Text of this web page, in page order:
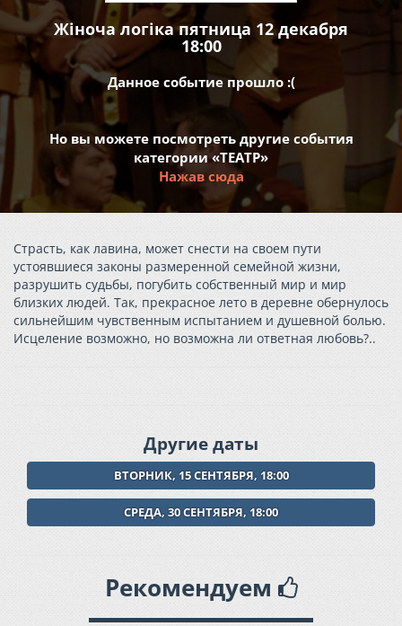
Жіноча логіка пятница 12 декабря
18:00
Данное событие прошло :(
Но вы можете посмотреть другие события
категории «ТЕАТР»
Нажав сюда
Страсть, как лавина, может снести на своем пути
устоявшиеся законы размеренной семейной жизни,
разрушить судьбы, погубить собственный мир и мир
близких людей. Так, прекрасное лето в деревне обернулось
сильнейшим чувственным испытанием и душевной болью.
Исцеление возможно, но возможна ли ответная любовь?..
Другие даты
ВТОРНИК, 15 СЕНТЯБРЯ, 18:00
СРЕДА, 30 СЕНТЯБРЯ, 18:00
Рекомендуем